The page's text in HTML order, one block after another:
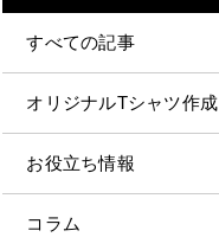
すべての記事
オリジナルTシャツ作成
お役立ち情報
コラム